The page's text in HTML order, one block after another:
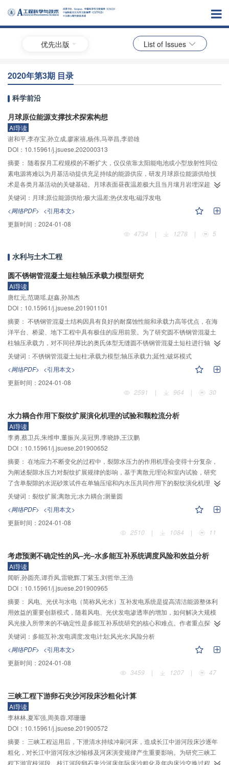
优先出版 List of Issues
2020年第3期 目录
科学前沿
月球原位能源支撑技术探索构想
AI导读
谢和平,李存宝,孙立成,廖家禧,杨伟,马举昌,李碧雄
DOI：10.15961/j.jsuese.202000313
摘要： 随着探月工程规模的不断扩大，仅仅依靠太阳能电池或小型放射性同位
素电源将难以为月基活动提供充足持续的能源供应，研发月球原位能源供给技
术是各类月基活动的关键基础。月球表面昼夜温差极大且当月壤月岩埋深超过1
m时，月壤月岩层的温度基本恒定。本文基于月壤和月岩恒温层与月球表面存在
巨大温差的特性，提出了利用该温差进行发电的月基原位能源支撑技术构想，
设计了月球温差热电材料热伏发电技术和月球温差磁悬浮发电技术及实施构
想。月球温差热电材料热伏发电系统直接利用热电材料实现昼夜连续工作的热
电转换，该装置设计有由热管相连的3层均热板，解决月壤表层导热性差带来的
能，几乎可以满足所有空间能源系统的需求。月球温差磁悬浮发电系统利用热
管将月壤中的热量传入发生器，将循环工质加热蒸发，在磁悬浮透平发电机中
做功发电，循环工质在表面换热器中与太空进行辐射换热而冷凝，经工质泵加
压后回流到发生器再次吸收热管热量进行循环发电，从而将月球表面与月球月
岩恒温层之间的温差转换为电能。两类月基温差发电技术具有无机械摩擦、效
率高、寿命长、质量轻的优点，可为探月活动原位能源供给提供相关技术支
撑。
关键词： 月球;原位能源供给;极大温差;热伏发电;磁浮发电
<网络PDF> <引用本文>
更新时间： 2024-01-08
4734
| 1278 | 5
水利与土木工程
圆不锈钢管混凝土短柱轴压承载力模型研究
AI导读
唐红元,范璐瑶,赵鑫,孙旭杰
DOI：10.15961/j.jsuese.201901101
摘要： 不锈钢管混凝土结构因具有良好的耐腐蚀性能和承载力高等优点，在海
洋平台、桥梁、地下工程中具有极佳的应用前景。为了研究圆不锈钢管混凝土
柱轴压承载力，对不同径厚比的奥氏体型无缝圆不锈钢管混凝土短柱进行轴压
试验，得到圆不锈钢管混凝土短柱在轴压下的破坏模式、荷载–轴向变形曲线、
荷载–环向应变曲线、荷载–纵向应变曲线、承载力与不锈钢圆管约束系数的关
系、试件的延性与不锈钢圆管约束系数的关系；同时，通过拟合得到的圆不锈
钢管混凝土短柱轴压承载力计算公式，与国内外主要规范的计算结果进行对比
分析；最后，由拟合公式推导得出了圆不锈钢管混凝土抗压承载力模型，并与
钢管混凝土短柱在轴压作用下，其典型的破坏形式为向外局部屈曲破坏，不锈
钢管对核心混凝土的约束作用、试件的延性和承载力随约束效应系数的增加而
增大；相关规程中普通钢管混凝土承载力计算方法应用于圆不锈钢管混凝土短
柱承载力计算时偏小，采用本文拟合公式的计算结果更接近试验值；同时，本
文的圆不锈钢管混凝土承载力模型、Xiao模型和Teng模型与试验结果较接近，
但采用本文模型计算结果标准差更小，得出的圆不锈钢管混凝土短柱承载力较
Xiao模型和Teng模型稍微偏大。
关键词： 不锈钢管混凝土短柱;承载力模型;轴压承载力;延性;破坏模式
<网络PDF> <引用本文>
更新时间： 2024-01-08
2591
| 964 | 30
水力耦合作用下裂纹扩展演化机理的试验和颗粒流分析
AI导读
李勇,蔡卫兵,朱维申,董振兴,吴冠男,李晓静,王汉鹏
DOI：10.15961/j.jsuese.201900652
摘要： 在地应力不断变化的过程中，裂隙水压力的作用机理会变得十分复杂，
为阐述裂隙水压力对裂纹扩展规律的影响，基于离散元理论和室内试验，研究
了含单裂隙的水泥砂浆试件在单轴压缩和内水压共同作用下的裂纹演化机理。
结合岩石颗粒低渗透性的特点，修正了流体与颗粒之间相互作用的计算法则，
并改进了流体域参数的计算方法，提出了一种更加适用于脆性岩石的流固耦合
模型。研究结果表明：当裂隙倾角为450，内水压为1 MPa时，翼裂纹在初始萌
生阶段时会沿着最大应力降方向扩展，其扩展方向基本与裂隙平面垂直，并在
扩展的过程中使裂纹尖端附近的拉应力消散。试样轴向应力达到峰值后，次生
端的压应力场得到释放。与传统水压致裂机理不同，水压力并不会沿着萌生的
新裂纹一直扩散，在恒定内水压作用下，由于裂隙尖端一直存在部分压应力
场，水压力只会沿着翼裂纹扩散，并没有扩散到已经贯通的次生裂纹中。在轴
向应力不断变化的情况下，颗粒之间的孔径处于动态变化之中，反过来对水压
力的变化规律产生影响，从而形成了3种不同类型的水压变化规律，类型Ⅰ：水
压力随轴向应变增加至峰值后迅速下降，但下降幅度不大，之后水压会随轴向
应变增加而上升；类型Ⅱ：水压力随轴向应变增加一直增加；类型Ⅲ：水压力
随轴向应变增加至峰值后迅速跌落至0 MPa，水压力最终消散。
关键词： 裂纹扩展;离散元;水力耦合;测量圆
<网络PDF> <引用本文>
更新时间： 2024-01-08
2510
| 1084 | 11
考虑预测不确定性的风–光–水多能互补系统调度风险和效益分析
AI导读
闻昕,孙圆亮,谭乔凤,雷晓辉,丁紫玉,刘哲华,王浩
DOI：10.15961/j.jsuese.201900965
摘要： 风电、光伏与水电（简称风光水）互补发电系统是提高清洁能源整体利
用效益的重要创新模式，随着风电、光伏发电渗透率的增加，如何解决大规模
风光接入所带来的不确定性是多能互补系统研究的核心和难点。作者重点探讨
日前风光出力预测的不确定性对于多能互补系统风险和效益的综合影响。首
先，从可靠性、稳定性和经济性3个方面提出风光水多能互补系统调度运行风险
和效益评价体系；建立多能互补系统短期优化调度模型，在日前风光出力预测
结果基础上，编制系统日前发电计划；根据风光实际出力情况，滚动更新和模
拟水电站实际调度过程。最后，对比分析各电站计划和实际调度运行情况，评
入209万 kW光伏和104.9万 kW风电的雅砻江流域锦屏一级多能互补系统为实例
进行研究。相比风光水独立运行，风光水互补后系统的发电效益提高了
37.13%，且系统出力过程更为稳定。互补系统在年尺度上具有良好的可靠性，
但在水库低水位时期，系统失负荷天数明显增多，占全年失负荷天数的96%以
上，系统可靠性降低；在汛期，互补后水库的下泄流量最大增加了47.06%，出
现水量集中下泄的情况，这给电力部门、下游用水部门以及防护对象带来一定
的防洪风险。
关键词： 多能互补;发电调度;发电计划;风光水;风险分析
<网络PDF> <引用本文>
更新时间： 2024-01-08
3459
| 1207 | 47
三峡工程下游卵石夹沙河段床沙粗化计算
AI导读
李林林,夏军强,周美蓉,邓珊珊
DOI：10.15961/j.jsuese.201900572
摘要： 三峡工程运用后，下泄清水持续冲刷河床，造成长江中游河段床沙逐年
粗化，对长江中游河段水沙输移及河床演变规律产生重要影响。为研究三峡工
程下游宜枝河段、枝江河段卵石夹沙河床年际床沙粗化及年内床沙交换过程，